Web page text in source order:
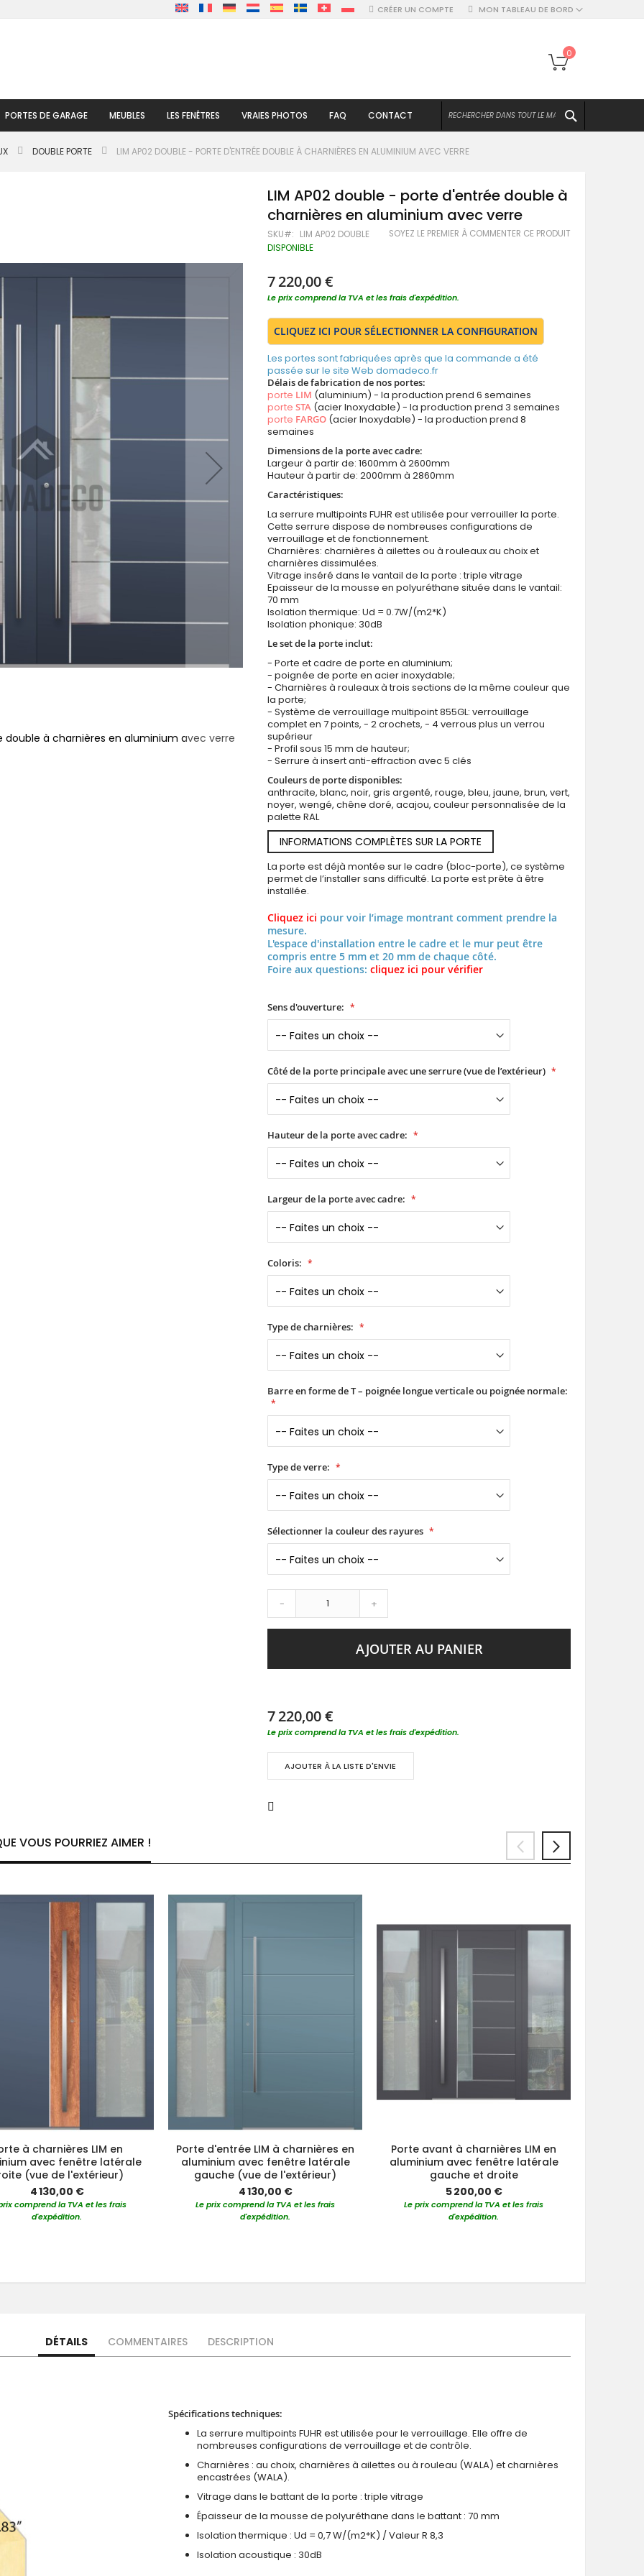
MON TABLEAU DE BORD
CRÉER UN COMPTE
Mon panier
0
PORTES DE GARAGE MEUBLES LES FENÊTRES VRAIES PHOTOS FAQ CONTACT
DOUBLE PORTE LIM AP02 DOUBLE - PORTE D'ENTRÉE DOUBLE À CHARNIÈRES EN ALUMINIUM AVEC VERRE
double à charnières en aluminium avec verre
LIM AP02 double - porte d'entrée double à
charnières en aluminium avec verre
SKU LIM AP02 DOUBLE SOYEZ LE PREMIER À COMMENTER CE PRODUIT
DISPONIBLE
7 220,00 €
Le prix comprend la TVA et les frais d'expédition.
CLIQUEZ ICI POUR SÉLECTIONNER LA CONFIGURATION
Les portes sont fabriquées après que la commande a été
passée sur le site Web domadeco.fr
Délais de fabrication de nos portes:
porte LIM (aluminium) - la production prend 6 semaines
porteSTA (acier Inoxydable) - la production prend 3 semaines
porte FARGO (acier Inoxydable) - la production prend 8
semaines
Dimensions de la porte avec cadre:
Largeur à partir de: 1600mm à 2600mm
Hauteur à partir de: 2000mm à 2860mm
Caractéristiques:
La serrure multipoints FUHR est utilisée pour verrouiller la porte.
Cette serrure dispose de nombreuses configurations de
verrouillage et de fonctionnement.
Charnières: charnières à ailettes ou à rouleaux au choix et
charnières dissimulées.
Vitrage inséré dans le vantail de la porte : triple vitrage
Epaisseur de la mousse en polyuréthane située dans le vantail:
70 mm
Isolation thermique: Ud = 0.7W/(m2*K)
Isolation phonique: 30dB
Le set de la porte inclut:
- Porte et cadre de porte en aluminium;
- poignée de porte en acier inoxydable;
- Charnières à rouleaux à trois sections de la même couleur que
la porte;
- Système de verrouillage multipoint 855GL: verrouillage
complet en 7 points, - 2 crochets, - 4 verrous plus un verrou
supérieur
- Profil sous 15 mm de hauteur;
- Serrure à insert anti-effraction avec 5 clés
Couleurs de porte disponibles:
anthracite, blanc, noir, gris argenté, rouge, bleu, jaune, brun, vert,
noyer, wengé, chêne doré, acajou, couleur personnalisée de la
palette RAL
INFORMATIONS COMPLÈTES SUR LA PORTE
La porte est déjà montée sur le cadre (bloc-porte), ce système
permet de l’installer sans difficulté. La porte est prête à être
installée.
Cliquez ici pour voir l’image montrant comment prendre la
mesure.
L'espace d'installation entre le cadre et le mur peut être
compris entre 5 mm et 20 mm de chaque côté.
Foire aux questions:cliquez ici pour vérifier
Sens d'ouverture:
Côté de la porte principale avec une serrure (vue de l’extérieur)
Hauteur de la porte avec cadre:
Largeur de la porte avec cadre:
Coloris:
Type de charnières:
Barre en forme de T – poignée longue verticale ou poignée normale:
Type de verre:
Sélectionner la couleur des rayures
- +
AJOUTER AU PANIER
7 220,00 €
Le prix comprend la TVA et les frais d'expédition.
AJOUTER À LA LISTE D'ENVIE
VOUS POURRIEZ AIMER !
à charnières LIM en
avec fenêtre latérale
(vue de l'extérieur)
4 130,00 €
comprend la TVA et les frais
d'expédition.
Porte d'entrée LIM à charnières en
aluminium avec fenêtre latérale
gauche (vue de l'extérieur)
4 130,00 €
Le prix comprend la TVA et les frais
d'expédition.
Porte avant à charnières LIM en
aluminium avec fenêtre latérale
gauche et droite
5 200,00 €
Le prix comprend la TVA et les frais
d'expédition.
DÉTAILS COMMENTAIRES DESCRIPTION